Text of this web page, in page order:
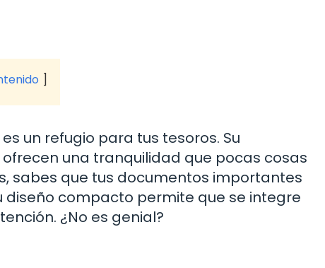
un refugio para tus tesoros. Su
una tranquilidad que pocas cosas
sabes que tus documentos importantes
diseño compacto permite que se integre
¿No es genial?